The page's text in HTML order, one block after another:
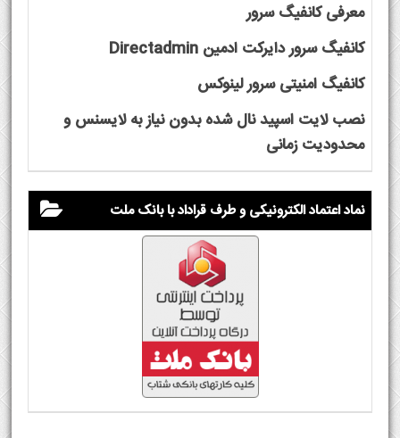
معرفی کانفیگ سرور
کانفیگ سرور دایرکت ادمین Directadmin
کانفیگ امنیتی سرور لینوکس
نصب لایت اسپید نال شده بدون نیاز به لایسنس و
محدودیت زمانی
نماد اعتماد الکترونیکی و طرف قراداد با بانک ملت